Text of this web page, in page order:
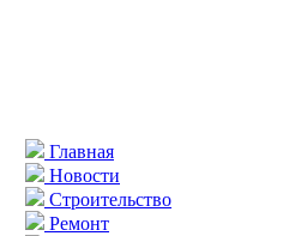
Главная
Новости
Строительство
Ремонт